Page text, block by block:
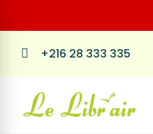
+216 28 333 335